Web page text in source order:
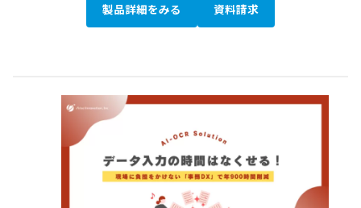
製品詳細をみる 資料請求